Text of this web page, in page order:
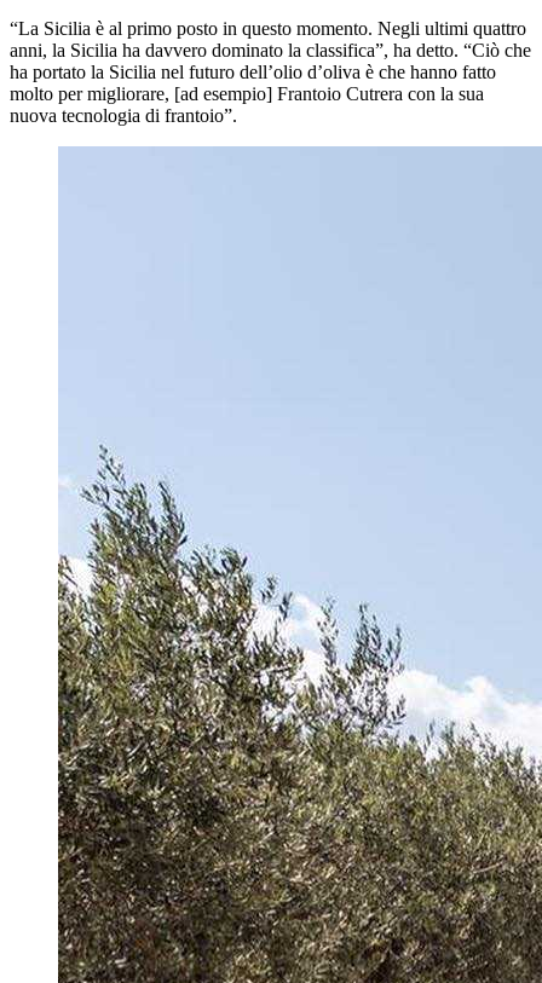
“La Sicilia è al primo posto in questo momento. Negli ultimi quattro
anni, la Sicilia ha davvero dominato la classifica”, ha detto. “Ciò che
ha portato la Sicilia nel futuro dell’olio d’oliva è che hanno fatto
molto per migliorare, [ad esempio] Frantoio Cutrera con la sua
nuova tecnologia di frantoio”.